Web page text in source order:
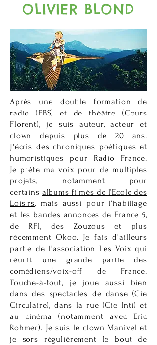
OLIVIER BLOND
Après une double formation de
radio (EBS) et de théâtre (Cours
Florent), je suis auteur, acteur et
clown depuis plus de 20 ans.
J'écris des chroniques poétiques et
humoristiques pour Radio France.
Je prête ma voix pour de multiples
projets, notamment pour
certains albums filmés de l’Ecole des
Loisirs, mais aussi pour l'habillage
et les bandes annonces de France 5,
de RFI, des Zouzous et plus
récemment Okoo. Je fais d'ailleurs
partie de l'association Les Voix qui
réunit une grande partie des
comédiens/voix-off de France.
Touche-à-tout, je joue aussi bien
dans des spectacles de danse (Cie
Circulaire), dans la rue (Cie Inti) et
au cinéma (notamment avec Eric
Rohmer). Je suis le clown Manivel et
je sors régulièrement le bout de